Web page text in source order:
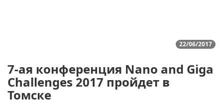
22/06/2017
7-ая конференция Nano and Giga
Challenges 2017 пройдет в
Томске